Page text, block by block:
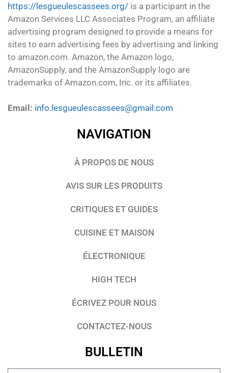
https://lesgueulescassees.org/ is a participant in the
Amazon Services LLC Associates Program, an affiliate
advertising program designed to provide a means for
sites to earn advertising fees by advertising and linking
to amazon.com. Amazon, the Amazon logo,
AmazonSupply, and the AmazonSupply logo are
trademarks of Amazon.com, Inc. or its affiliates.
Email: info.lesgueulescassees@gmail.com
NAVIGATION
À PROPOS DE NOUS
AVIS SUR LES PRODUITS
CRITIQUES ET GUIDES
CUISINE ET MAISON
ÉLECTRONIQUE
HIGH TECH
ÉCRIVEZ POUR NOUS
CONTACTEZ-NOUS
BULLETIN